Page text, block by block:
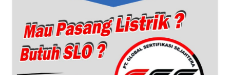
WAHANA
SELEB